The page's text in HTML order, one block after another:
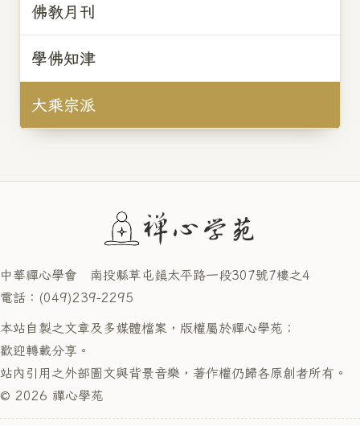
佛教月刊
學佛知津
大乘宗派
中華禪心學會 南投縣草屯鎮太平路一段307號7樓之4
電話：(049)239-2295
本站自製之文章及多媒體檔案，版權屬於禪心學苑；
歡迎轉載分享。
站內引用之外部圖文與背景音樂，著作權仍歸各原創者所有。
© 2026 禪心學苑